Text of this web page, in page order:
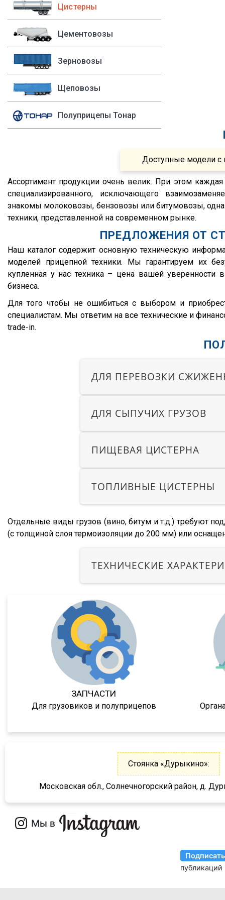
Fruehauf
Sacim
Shacman (Shaanxi)
OMSP
OMT
Grappar
Magyar
Menci
Штурман Кредо
МТЗ
ХТЗ
Feldbinder
ГАЗ
Isuzu
1994
1993
1992
1991
1990
P400
P420
P440
R
R420
R380
R440
R450
FH13
FH440
FMX
FM9.380
TGS
XF95
XF105
544018-1320-031
5440А5-370-031
XS International
Cool Liner
SDC 27
Цистерны
Цементовозы
Зерновозы
Щеповозы
Полуприцепы Тонар
Доступные модели с
Ассортимент продукции очень велик. При этом каждая
специализированного, исключающего
знакомы молоковозы, бензовозы или битумовозы,
техники, представленной на современном рынке.
ПРЕДЛОЖЕНИЯ ОТ
Наш каталог содержит основную техническую
моделей прицепной техники. Мы гарантируем их
купленная у нас техника – цена вашей
бизнеса.
Для того чтобы не ошибиться с выбором и
специалистам. Мы ответим на все технические и
trade-in.
ДЛЯ ПЕРЕВОЗКИ
ДЛЯ СЫПУЧИХ ГРУЗОВ
ПИЩЕВАЯ ЦИСТЕРНА
ТОПЛИВНЫЕ ЦИСТЕРНЫ
Отдельные виды грузов (вино, битум и т.д.) требуют
(с толщиной слоя термоизоляции до 200 мм) или
ТЕХНИЧЕСКИЕ
ЗАПЧАСТИ
Для грузовиков и полуприцепов
Стоянка «Дурыкино»:
Московская обл., Солнечногорский район, д.